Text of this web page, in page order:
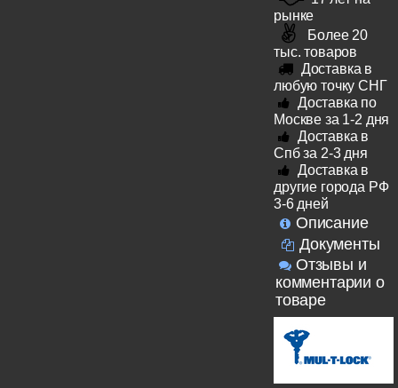
рынке
Более 20
тыс. товаров
Доставка в
любую точку СНГ
Доставка по
Москве за 1-2 дня
Доставка в
Спб за 2-3 дня
Доставка в
другие города РФ
3-6 дней
Описание
Документы
Отзывы и
комментарии о
товаре